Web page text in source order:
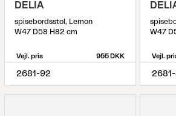
DELIA
spisebordsstol, Lemon
W47 D58 H82 cm
Vejl. pris 955 DKK
2681-92
W47
Vejl.